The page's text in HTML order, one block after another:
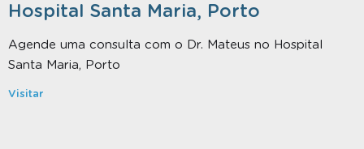
Hospital Santa Maria, Porto
Agende uma consulta com o Dr. Mateus no Hospital
Santa Maria, Porto
Visitar